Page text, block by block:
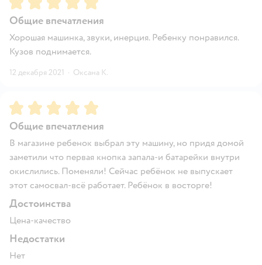
Общие впечатления
Хорошая машинка, звуки, инерция. Ребенку понравился.
Кузов поднимается.
12 декабря 2021 · Оксана К.
Рейтинг:5
Общие впечатления
В магазине ребенок выбрал эту машину, но придя домой
заметили что первая кнопка запала-и батарейки внутри
окислились. Поменяли! Сейчас ребёнок не выпускает
этот самосвал-всё работает. Ребёнок в восторге!
Достоинства
Цена-качество
Недостатки
Нет